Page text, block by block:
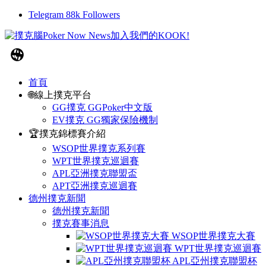
Telegram 88k Followers
首頁
🌐線上撲克平台
GG撲克 GGPoker中文版
EV撲克 GG獨家保險機制
🏆撲克錦標賽介紹
WSOP世界撲克系列賽
WPT世界撲克巡迴賽
APL亞洲撲克聯盟盃
APT亞洲撲克巡迴賽
德州撲克新聞
德州撲克新聞
撲克賽事消息
WSOP世界撲克大賽
WPT世界撲克巡迴賽
APL亞州撲克聯盟杯